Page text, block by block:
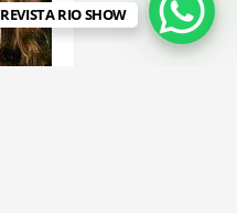
REVISTA RIO SHOW